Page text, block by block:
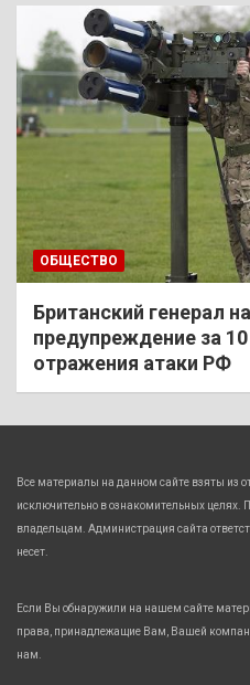
ОБЩЕСТВО
Британский генерал
предупреждение за
отражения атаки РФ
Все материалы на данном сайте взяты из
исключительно в ознакомительных
владельцам. Администрация сайта
несет.
Если Вы обнаружили на нашем сайте
права, принадлежащие Вам, Вашей
нам.